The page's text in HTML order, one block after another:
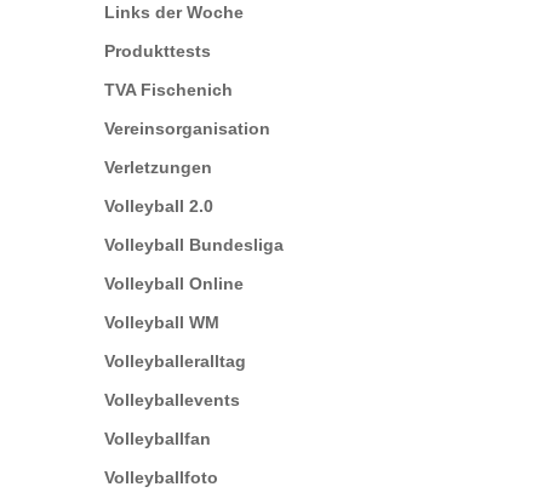
Links der Woche
Produkttests
TVA Fischenich
Vereinsorganisation
Verletzungen
Volleyball 2.0
Volleyball Bundesliga
Volleyball Online
Volleyball WM
Volleyballeralltag
Volleyballevents
Volleyballfan
Volleyballfoto